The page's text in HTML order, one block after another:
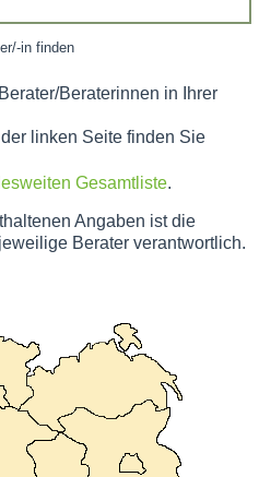
in finden
Beraterinnen in Ihrer
linken Seite finden Sie
Gesamtliste.
Angaben ist die
Berater verantwortlich.